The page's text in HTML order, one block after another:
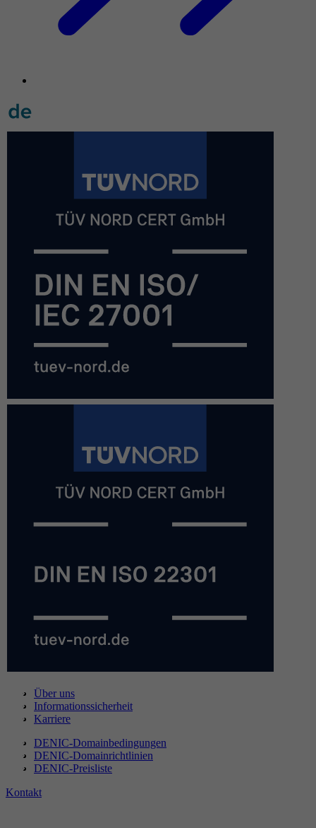
Über uns
Informationssicherheit
Karriere
DENIC-Domainbedingungen
DENIC-Domainrichtlinien
DENIC-Preisliste
Kontakt